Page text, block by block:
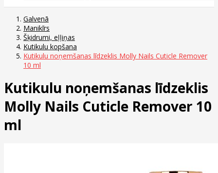
Galvenā
Manikīrs
Šķidrumi, eļļiņas
Kutikulu kopšana
Kutikulu noņemšanas līdzeklis Molly Nails Cuticle Remover
10 ml
Kutikulu noņemšanas līdzeklis
Molly Nails Cuticle Remover 10
ml